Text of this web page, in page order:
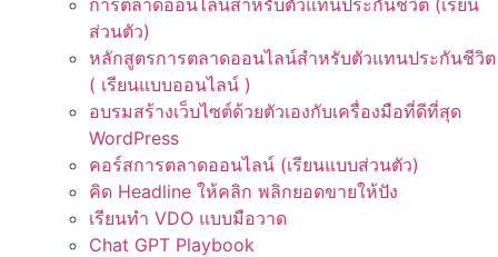
การตลาดออนไลน์สำหรับตัวแทนประกันชีวิต (เรียน
ส่วนตัว)
หลักสูตรการตลาดออนไลน์สำหรับตัวแทนประกันชีวิต
( เรียนแบบออนไลน์ )
อบรมสร้างเว็บไซต์ด้วยตัวเองกับเครื่องมือที่ดีที่สุด
WordPress
คอร์สการตลาดออนไลน์ (เรียนแบบส่วนตัว)
คิด Headline ให้คลิก พลิกยอดขายให้ปัง
เรียนทำ VDO แบบมือวาด
Chat GPT Playbook